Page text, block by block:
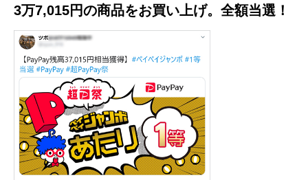
3万7,015円の商品をお買い上げ。全額当選！